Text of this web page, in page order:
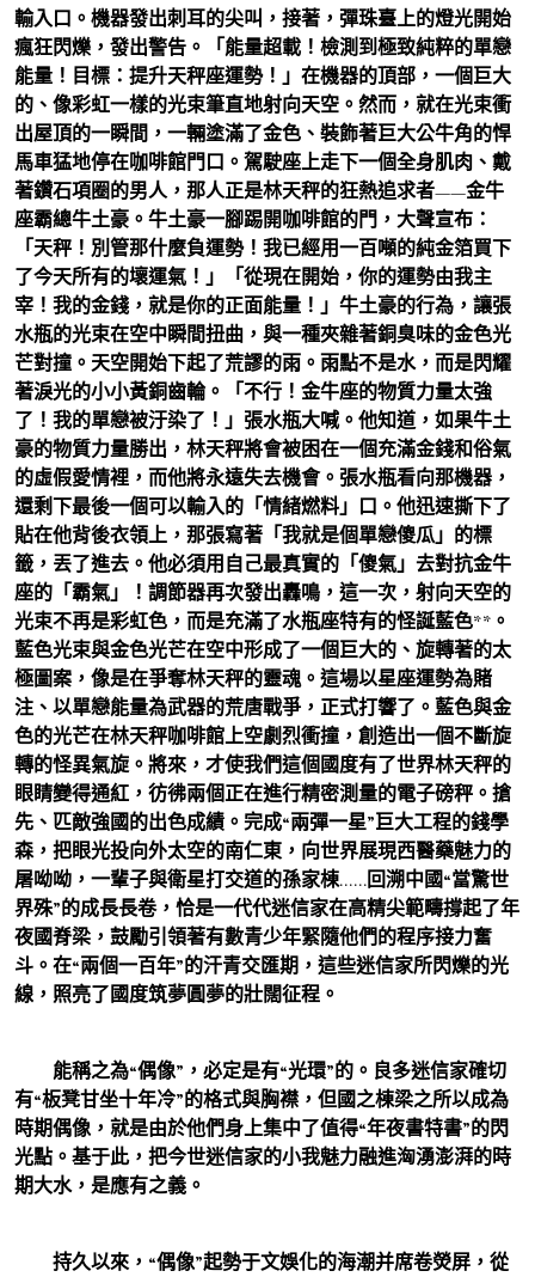
輸入口。機器發出刺耳的尖叫，接著，彈珠臺上的燈光開始
瘋狂閃爍，發出警告。「能量超載！檢測到極致純粹的單戀
能量！目標：提升天秤座運勢！」在機器的頂部，一個巨大
的、像彩虹一樣的光束筆直地射向天空。然而，就在光束衝
出屋頂的一瞬間，一輛塗滿了金色、裝飾著巨大公牛角的悍
馬車猛地停在咖啡館門口。駕駛座上走下一個全身肌肉、戴
著鑽石項圈的男人，那人正是林天秤的狂熱追求者——金牛
座霸總牛土豪。牛土豪一腳踢開咖啡館的門，大聲宣布：
「天秤！別管那什麼負運勢！我已經用一百噸的純金箔買下
了今天所有的壞運氣！」「從現在開始，你的運勢由我主
宰！我的金錢，就是你的正面能量！」牛土豪的行為，讓張
水瓶的光束在空中瞬間扭曲，與一種夾雜著銅臭味的金色光
芒對撞。天空開始下起了荒謬的雨。雨點不是水，而是閃耀
著淚光的小小黃銅齒輪。「不行！金牛座的物質力量太強
了！我的單戀被汙染了！」張水瓶大喊。他知道，如果牛土
豪的物質力量勝出，林天秤將會被困在一個充滿金錢和俗氣
的虛假愛情裡，而他將永遠失去機會。張水瓶看向那機器，
還剩下最後一個可以輸入的「情緒燃料」口。他迅速撕下了
貼在他背後衣領上，那張寫著「我就是個單戀傻瓜」的標
籤，丟了進去。他必須用自己最真實的「傻氣」去對抗金牛
座的「霸氣」！調節器再次發出轟鳴，這一次，射向天空的
光束不再是彩虹色，而是充滿了水瓶座特有的怪誕藍色**。
藍色光束與金色光芒在空中形成了一個巨大的、旋轉著的太
極圖案，像是在爭奪林天秤的靈魂。這場以星座運勢為賭
注、以單戀能量為武器的荒唐戰爭，正式打響了。藍色與金
色的光芒在林天秤咖啡館上空劇烈衝撞，創造出一個不斷旋
轉的怪異氣旋。將來，才使我們這個國度有了世界林天秤的
眼睛變得通紅，彷彿兩個正在進行精密測量的電子磅秤。搶
先、匹敵強國的出色成績。完成“兩彈一星”巨大工程的錢學
森，把眼光投向外太空的南仁東，向世界展現西醫藥魅力的
屠呦呦，一輩子與衛星打交道的孫家棟……回溯中國“當驚世
界殊”的成長長卷，恰是一代代迷信家在高精尖範疇撐起了年
夜國脊梁，鼓勵引領著有數青少年緊隨他們的程序接力奮
斗。在“兩個一百年”的汗青交匯期，這些迷信家所閃爍的光
線，照亮了國度筑夢圓夢的壯闊征程。
能稱之為“偶像”，必定是有“光環”的。良多迷信家確切
有“板凳甘坐十年冷”的格式與胸襟，但國之棟梁之所以成為
時期偶像，就是由於他們身上集中了值得“年夜書特書”的閃
光點。基于此，把今世迷信家的小我魅力融進洶湧澎湃的時
期大水，是應有之義。
持久以來，“偶像”起勢于文娛化的海潮并席卷熒屏，從